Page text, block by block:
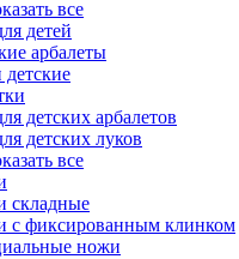
все
детей
арбалеты
детских арбалетов
детских луков
все
складные
с фиксированным клинком
ножи